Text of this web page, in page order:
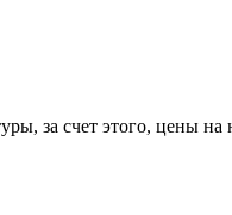
за счет этого, цены